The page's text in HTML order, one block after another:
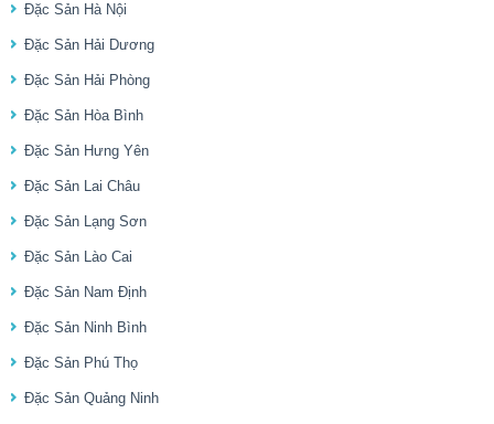
Đặc Sản Hà Nội
Đặc Sản Hải Dương
Đặc Sản Hải Phòng
Đặc Sản Hòa Bình
Đặc Sản Hưng Yên
Đặc Sản Lai Châu
Đặc Sản Lạng Sơn
Đặc Sản Lào Cai
Đặc Sản Nam Định
Đặc Sản Ninh Bình
Đặc Sản Phú Thọ
Đặc Sản Quảng Ninh